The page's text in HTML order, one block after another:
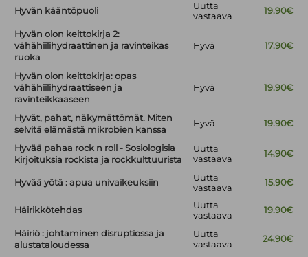
Hyvän kääntöpuoli
Uutta
vastaava
19.90€
Hyvän olon keittokirja 2:
vähähiilihydraattinen ja ravinteikas
ruoka
Hyvä 17.90€
Hyvän olon keittokirja: opas
vähähiilihydraattiseen ja
ravinteikkaaseen
Hyvä 19.90€
Hyvät, pahat, näkymättömät. Miten
selvitä elämästä mikrobien kanssa
Hyvä 19.90€
Hyvää pahaa rock n roll - Sosiologisia
kirjoituksia rockista ja rockkulttuurista
Uutta
vastaava
14.90€
Hyvää yötä : apua univaikeuksiin
Uutta
vastaava
15.90€
Häirikkötehdas
Uutta
vastaava
19.90€
Häiriö : johtaminen disruptiossa ja
alustataloudessa
Uutta
vastaava
24.90€